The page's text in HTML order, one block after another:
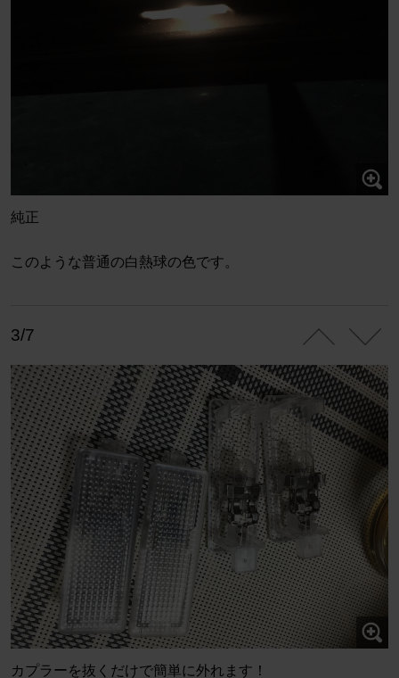
純正
このような普通の白熱球の色です。
3/7
カプラーを抜くだけで簡単に外れます！